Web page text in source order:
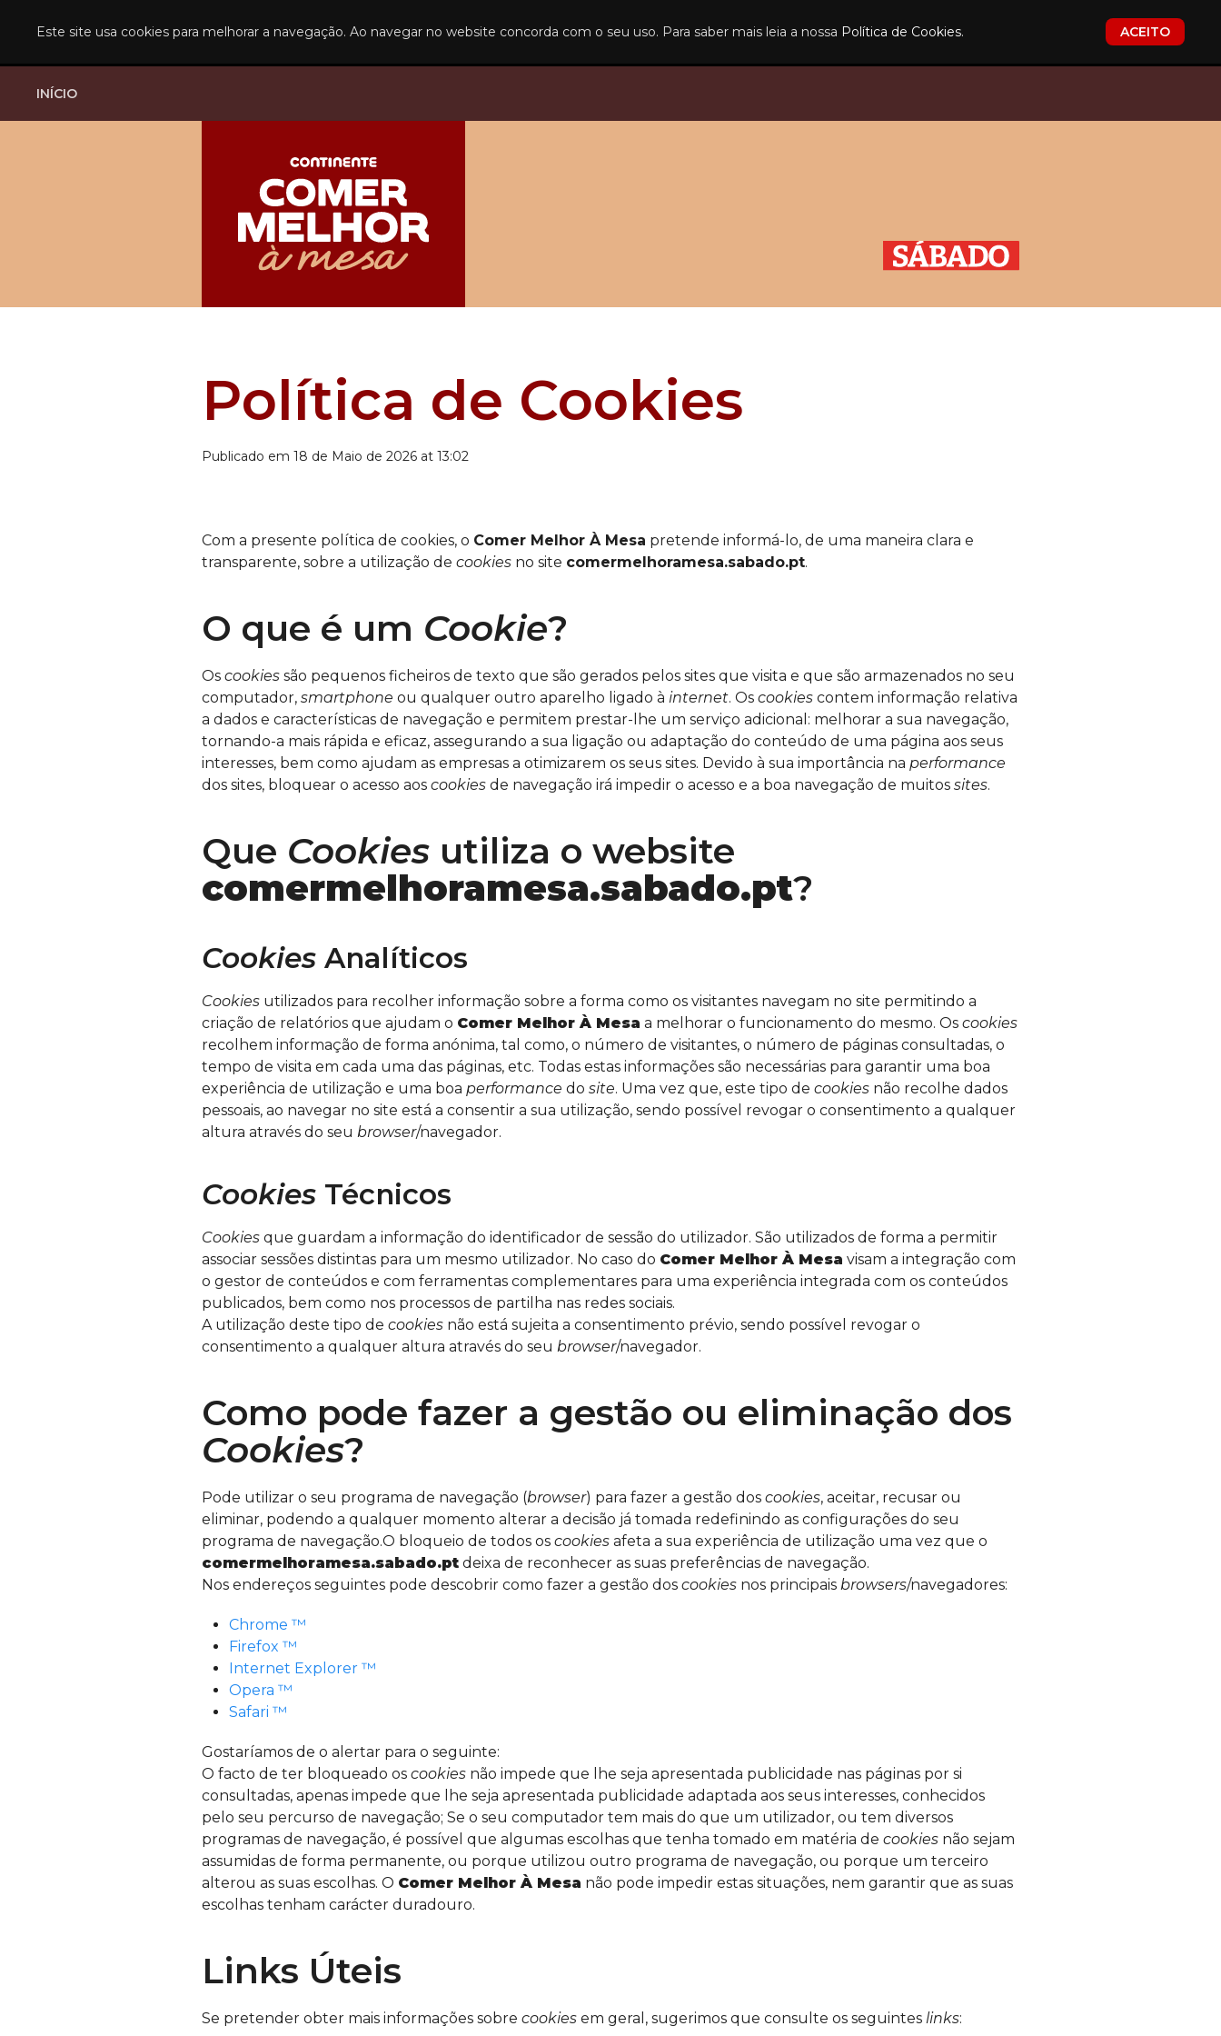
Este site usa cookies para melhorar a navegação. Ao navegar no website concorda com o seu uso. Para saber mais leia a nossa Política de Cookies. ACEITO
INÍCIO
Política de Cookies
Publicado em 18 de Maio de 2026 at 13:02
Com a presente política de cookies, o Comer Melhor À Mesa pretende informá-lo, de uma maneira clara e
transparente, sobre a utilização de cookies no site comermelhoramesa.sabado.pt.
O que é um Cookie?
Os cookies são pequenos ficheiros de texto que são gerados pelos sites que visita e que são armazenados no seu
computador, smartphone ou qualquer outro aparelho ligado à internet. Os cookies contem informação relativa
a dados e características de navegação e permitem prestar-lhe um serviço adicional: melhorar a sua navegação,
tornando-a mais rápida e eficaz, assegurando a sua ligação ou adaptação do conteúdo de uma página aos seus
interesses, bem como ajudam as empresas a otimizarem os seus sites. Devido à sua importância na performance
dos sites, bloquear o acesso aos cookies de navegação irá impedir o acesso e a boa navegação de muitos sites.
Que Cookies utiliza o website
comermelhoramesa.sabado.pt?
Cookies Analíticos
Cookies utilizados para recolher informação sobre a forma como os visitantes navegam no site permitindo a
criação de relatórios que ajudam o Comer Melhor À Mesa a melhorar o funcionamento do mesmo. Os cookies
recolhem informação de forma anónima, tal como, o número de visitantes, o número de páginas consultadas, o
tempo de visita em cada uma das páginas, etc. Todas estas informações são necessárias para garantir uma boa
experiência de utilização e uma boa performance do site. Uma vez que, este tipo de cookies não recolhe dados
pessoais, ao navegar no site está a consentir a sua utilização, sendo possível revogar o consentimento a qualquer
altura através do seu browser/navegador.
Cookies Técnicos
Cookies que guardam a informação do identificador de sessão do utilizador. São utilizados de forma a permitir
associar sessões distintas para um mesmo utilizador. No caso do Comer Melhor À Mesa visam a integração com
o gestor de conteúdos e com ferramentas complementares para uma experiência integrada com os conteúdos
publicados, bem como nos processos de partilha nas redes sociais.
A utilização deste tipo de cookies não está sujeita a consentimento prévio, sendo possível revogar o
consentimento a qualquer altura através do seu browser/navegador.
Como pode fazer a gestão ou eliminação dos
Cookies?
Pode utilizar o seu programa de navegação (browser) para fazer a gestão dos cookies, aceitar, recusar ou
eliminar, podendo a qualquer momento alterar a decisão já tomada redefinindo as configurações do seu
programa de navegação.O bloqueio de todos os cookies afeta a sua experiência de utilização uma vez que o
comermelhoramesa.sabado.pt deixa de reconhecer as suas preferências de navegação.
Nos endereços seguintes pode descobrir como fazer a gestão dos cookies nos principais browsers/navegadores:
Chrome ™
Firefox ™
Internet Explorer ™
Opera ™
Safari ™
Gostaríamos de o alertar para o seguinte:
O facto de ter bloqueado os cookies não impede que lhe seja apresentada publicidade nas páginas por si
consultadas, apenas impede que lhe seja apresentada publicidade adaptada aos seus interesses, conhecidos
pelo seu percurso de navegação; Se o seu computador tem mais do que um utilizador, ou tem diversos
programas de navegação, é possível que algumas escolhas que tenha tomado em matéria de cookies não sejam
assumidas de forma permanente, ou porque utilizou outro programa de navegação, ou porque um terceiro
alterou as suas escolhas. O Comer Melhor À Mesa não pode impedir estas situações, nem garantir que as suas
escolhas tenham carácter duradouro.
Links Úteis
Se pretender obter mais informações sobre cookies em geral, sugerimos que consulte os seguintes links: